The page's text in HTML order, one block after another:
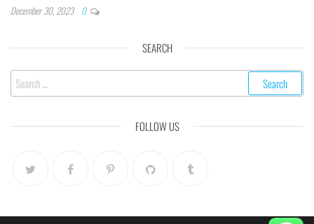
December 30, 2023 0
SEARCH
Search
for:
FOLLOW US